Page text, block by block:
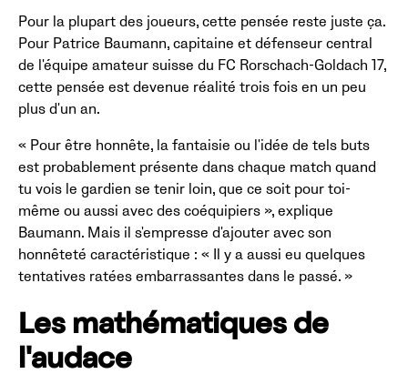
Pour la plupart des joueurs, cette pensée reste juste ça.
Pour Patrice Baumann, capitaine et défenseur central
de l'équipe amateur suisse du FC Rorschach-Goldach 17,
cette pensée est devenue réalité trois fois en un peu
plus d'un an.
« Pour être honnête, la fantaisie ou l'idée de tels buts
est probablement présente dans chaque match quand
tu vois le gardien se tenir loin, que ce soit pour toi-
même ou aussi avec des coéquipiers », explique
Baumann. Mais il s'empresse d'ajouter avec son
honnêteté caractéristique : « Il y a aussi eu quelques
tentatives ratées embarrassantes dans le passé. »
Les mathématiques de
l'audace